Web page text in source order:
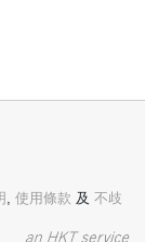
, 使用條款 及 不歧